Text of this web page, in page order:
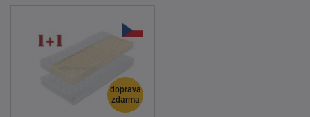
doprava
zdarma